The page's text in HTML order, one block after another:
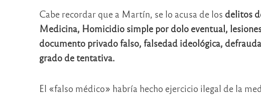
Cabe recordar que a Martín, se lo acusa de los delitos
Medicina, Homicidio simple por dolo eventual,
documento privado falso, falsedad ideológica,
grado de tentativa.
El «falso médico» habría hecho ejercicio ilegal de la